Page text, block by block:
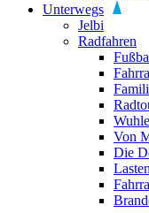
Unterwegs
Jelbi
Radfahren
Von
Die